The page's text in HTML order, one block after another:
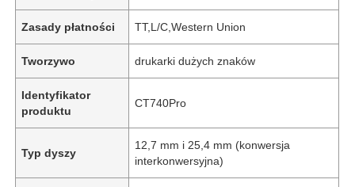
Zasady płatności TT,L/C,Western Union
Tworzywo drukarki dużych znaków
Identyfikator
produktu
CT740Pro
Typ dyszy
12,7 mm i 25,4 mm (konwersja
interkonwersyjna)